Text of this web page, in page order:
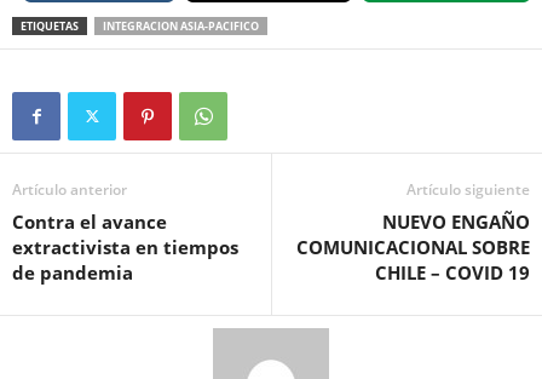
ETIQUETAS INTEGRACION ASIA-PACIFICO
Artículo anterior
Contra el avance
extractivista en tiempos
de pandemia
Artículo siguiente
NUEVO ENGAÑO
COMUNICACIONAL SOBRE
CHILE – COVID 19